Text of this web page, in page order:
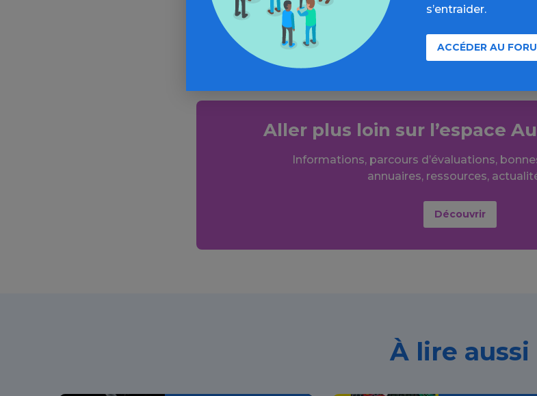
Aller plus loin sur l’espace
Informations, parcours d’évaluations,
annuaires, ressources,
Découvrir
À lire aussi
s’entraider.
ACCÉDER AU